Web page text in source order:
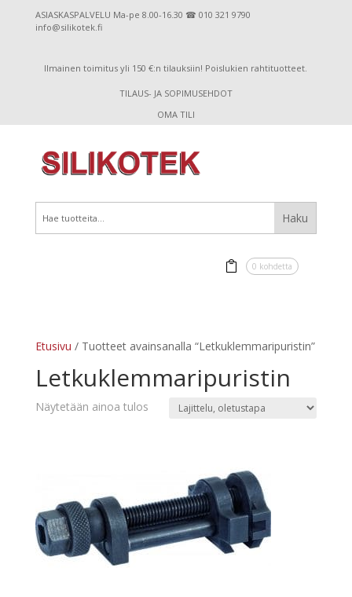
ASIASKASPALVELU Ma-pe 8.00-16.30 ☎ 010 321 9790
info@silikotek.fi
Ilmainen toimitus yli 150 €:n tilauksiin! Poislukien rahtituotteet.
TILAUS- JA SOPIMUSEHDOT
OMA TILI
0 kohdetta
Etusivu / Tuotteet avainsanalla “Letkuklemmaripuristin”
Letkuklemmaripuristin
Näytetään ainoa tulos